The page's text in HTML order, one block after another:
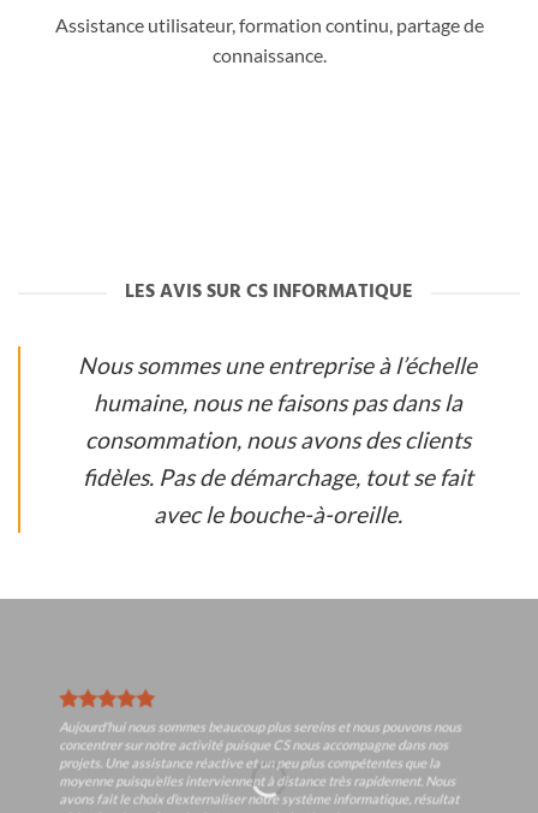
Assistance utilisateur, formation continu, partage de
connaissance.
LES AVIS SUR CS INFORMATIQUE
Nous sommes une entreprise à l’échelle
humaine, nous ne faisons pas dans la
consommation, nous avons des clients
fidèles. Pas de démarchage, tout se fait
avec le bouche-à-oreille.
Aujourd’hui nous sommes beaucoup plus sereins et nous pouvons nous
concentrer sur notre activité puisque CS nous accompagne dans nos
projets. Une assistance réactive et un peu plus compétentes que la
moyenne puisqu’elles interviennent à distance très rapidement. Nous
avons fait le choix d’externaliser notre système informatique, résultat